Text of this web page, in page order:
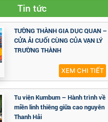
Tin tức
TƯỜNG THÀNH GIA DỤC QUAN –
CỬA ẢI CUỐI CÙNG CỦA VẠN LÝ
TRƯỜNG THÀNH
XEM CHI TIẾT
Tu viện Kumbum – Hành trình về
miền linh thiêng giữa cao nguyên
Thanh Hải